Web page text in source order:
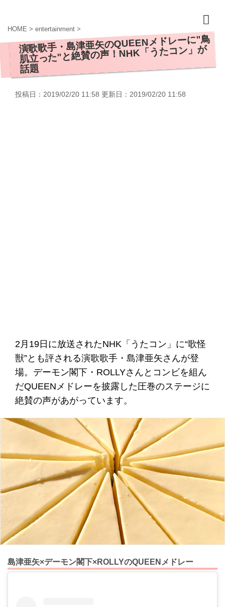
HOME > entertainment >
演歌歌手・島津亜矢のQUEENメドレーに"鳥
肌立った"と絶賛の声！NHK「うたコン」が
話題
投稿日：2019/02/20 11:58 更新日： 2019/02/20 11:58
2月19日に放送されたNHK「うたコン」に“歌怪
獣”とも評される演歌歌手・島津亜矢さんが登
場。デーモン閣下・ROLLYさんとコンビを組ん
だQUEENメドレーを披露した圧巻のステージに
絶賛の声があがっています。
島津亜矢×デーモン閣下×ROLLYのQUEENメドレー